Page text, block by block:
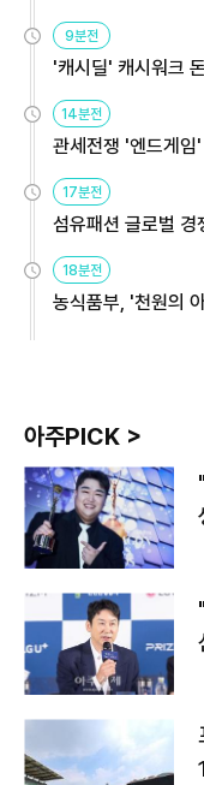
9분전
'캐시딜' 캐시워크
14분전
관세전쟁 '엔드게
용해야
17분전
섬유패션 글로벌
원
18분전
농식품부, '천원의
아주PICK >